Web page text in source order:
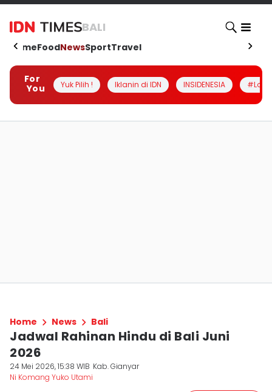
BALI
HomeFoodNewsSportTravel
For
You
Yuk Pilih ! Iklanin di IDN INSIDENESIA
Home News Bali
Jadwal Rahinan Hindu di Bali Juni
2026
24 Mei 2026, 15:38 WIB Kab. Gianyar
Ni Komang Yuko Utami